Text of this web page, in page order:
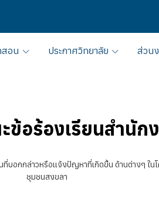
สอน ประกาศวิทยาลัย ส่วน
อร้องเรียนสำนัก
อกกล่าวหรือแจ้งปัญหาที่เกิดขึ้น ด้านต่างๆ ใน
ชุมชนสงขลา